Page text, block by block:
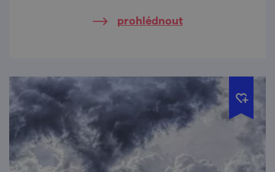
prohlédnout